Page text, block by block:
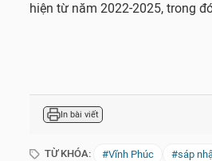
hiện từ năm 2022-2025, trong
In bài viết
TỪ KHÓA: #Vĩnh Phúc #sáp